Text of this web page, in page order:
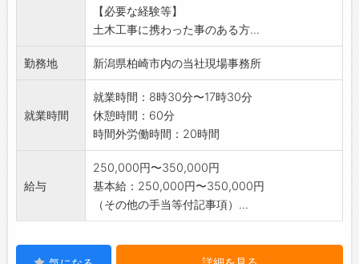
【必要な経験等】
土木工事に携わった事のある方...
勤務地 新潟県柏崎市内の当社現場事務所
就業時間
就業時間：8時30分〜17時30分
休憩時間：60分
時間外労働時間：20時間
給与
250,000円〜350,000円
基本給：250,000円〜350,000円
（その他の手当等付記事項）...